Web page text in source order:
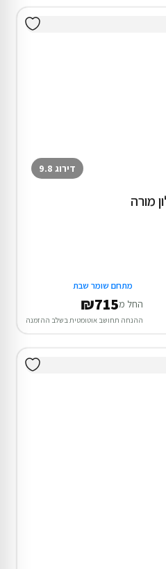
דירוג 9.8
מתחם שומר שבת
החל מ₪715
ההנחה תחושב אוטומטית בשלב ההזמנה